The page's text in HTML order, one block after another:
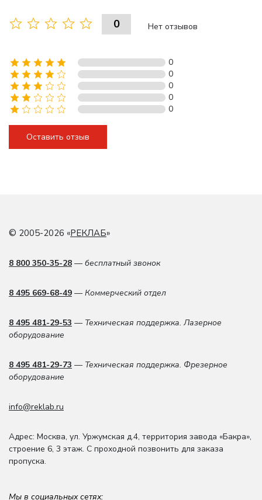
0 Нет отзывов
0
0
0
0
0
Оставить отзыв
© 2005-2026 «РЕКЛАБ»
8 800 350-35-28 — бесплатный звонок
8 495 669-68-49 — Коммерческий отдел
8 495 481-29-53 — Техническая поддержка. Лазерное
оборудование
8 495 481-29-73 — Техническая поддержка. Фрезерное
оборудование
info@reklab.ru
Адрес: Москва, ул. Уржумская д.4, территория завода «Бакра»,
строение 6, 3 этаж. С проходной позвонить для заказа
пропуска.
Мы в социальных сетях: